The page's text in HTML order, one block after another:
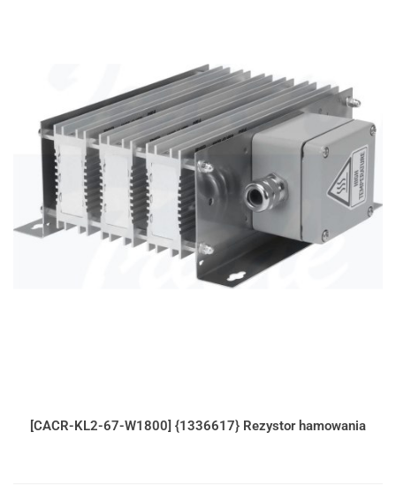
[CACR-KL2-67-W1800] {1336617} Rezystor hamowania